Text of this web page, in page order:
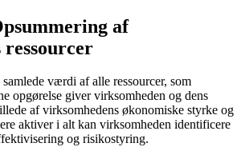
af
ressourcer
værdi af alle ressourcer, som
opgørelse giver virksomheden og dens
af virksomhedens økonomiske styrke og
aktiver i alt kan virksomheden identificere
og risikostyring.